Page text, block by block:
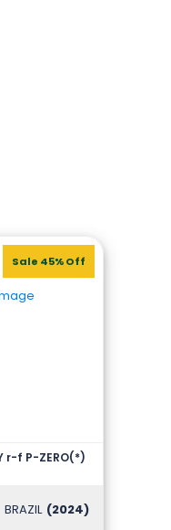
Sale 45% Off
r-f P-ZERO(*)
BRAZIL (2024)